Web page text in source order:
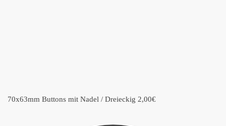
70x63mm Buttons mit Nadel / Dreieckig 2,00€